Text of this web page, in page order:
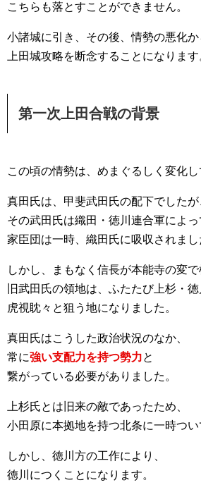
こちらも落とすことができません。
小諸城に引き、その後、情勢の悪化か
上田城攻略を断念することになります
第一次上田合戦の背景
この頃の情勢は、めまぐるしく変化し
真田氏は、甲斐武田氏の配下でしたが
その武田氏は織田・徳川連合軍によっ
家臣団は一時、織田氏に吸収されまし
しかし、まもなく信長が本能寺の変で
旧武田氏の領地は、ふたたび上杉・
虎視眈々と狙う地になりました。
真田氏はこうした政治状況のなか、
常に強い支配力を持つ勢力と
繋がっている必要がありました。
上杉氏とは旧来の敵であったため、
小田原に本拠地を持つ北条に一時つい
しかし、徳川方の工作により、
徳川につくことになります。